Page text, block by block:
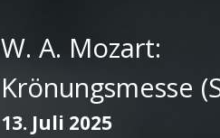
W. A. Mozart:
Krönungsmesse
13. Juli 2025